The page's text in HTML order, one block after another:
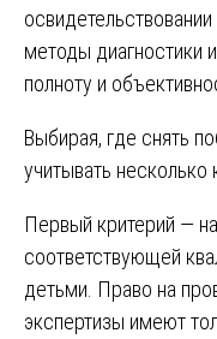
методы диагностики
полноту и
Выбирая, где снять
учитывать несколько
Первый критерий —
соответствующей
детьми. Право на
экспертизы имеют